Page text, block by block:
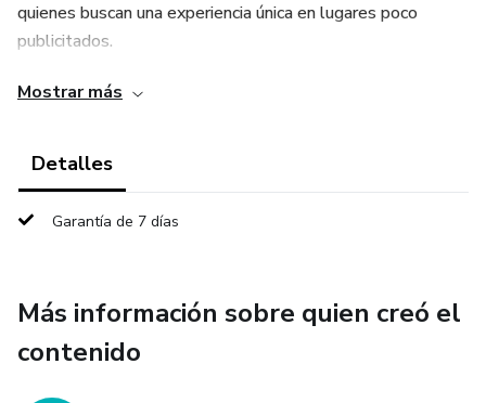
quienes buscan una experiencia única en lugares poco
publicitados.
Viva una experiencia única de glamour en estos paraísos.
Mostrar más
Detalles
Garantía de 7 días
Más información sobre quien creó el
contenido